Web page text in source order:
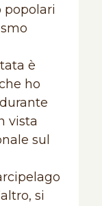
popolari
è
ho
vista
sul
si